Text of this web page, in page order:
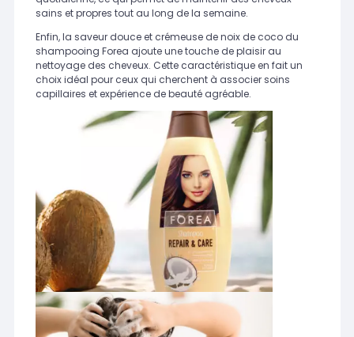
sains et propres tout au long de la semaine.
Enfin, la saveur douce et crémeuse de noix de coco du
shampooing Forea ajoute une touche de plaisir au
nettoyage des cheveux. Cette caractéristique en fait un
choix idéal pour ceux qui cherchent à associer soins
capillaires et expérience de beauté agréable.